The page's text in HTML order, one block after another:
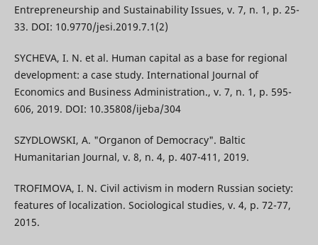
Entrepreneurship and Sustainability Issues, v. 7, n. 1, p. 25-
33. DOI: 10.9770/jesi.2019.7.1(2)
SYCHEVA, I. N. et al. Human capital as a base for regional
development: a case study. International Journal of
Economics and Business Administration., v. 7, n. 1, p. 595-
606, 2019. DOI: 10.35808/ijeba/304
SZYDLOWSKI, A. "Organon of Democracy". Baltic
Humanitarian Journal, v. 8, n. 4, p. 407-411, 2019.
TROFIMOVA, I. N. Civil activism in modern Russian society:
features of localization. Sociological studies, v. 4, p. 72-77,
2015.